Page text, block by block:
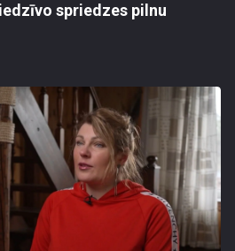
spriedzes pilnu